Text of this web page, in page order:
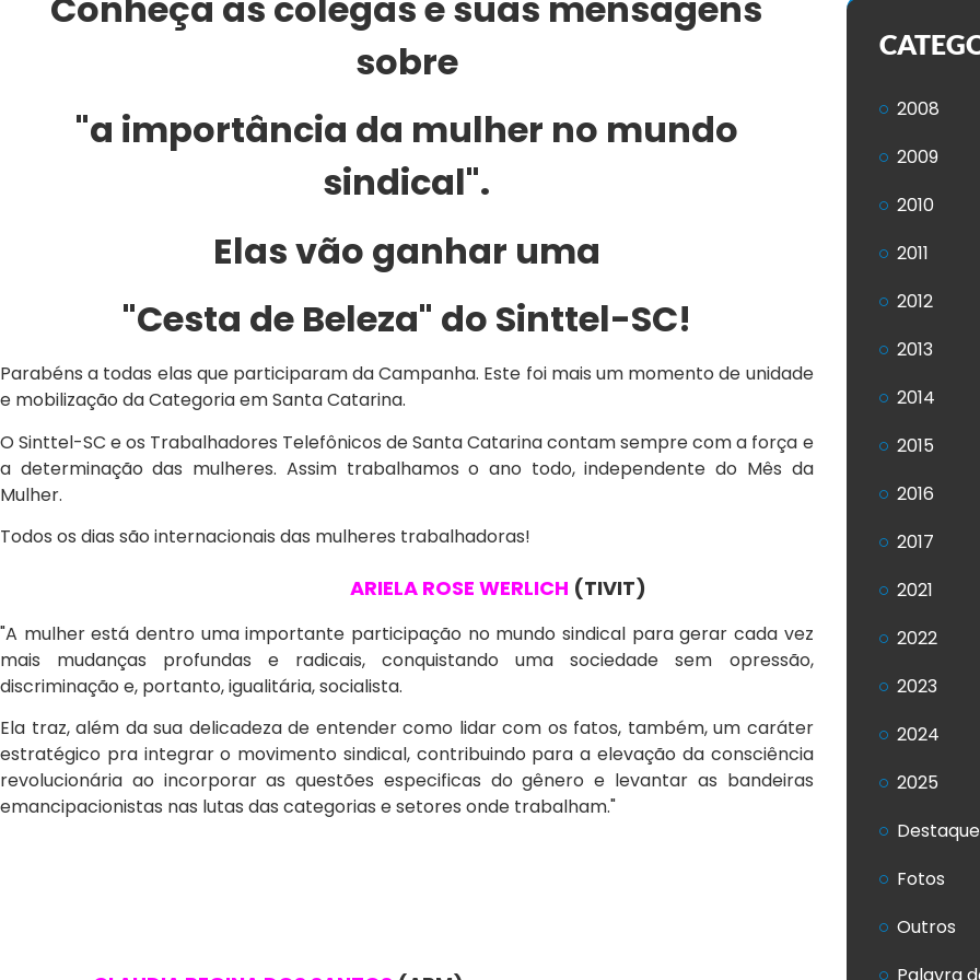
sobre
"a importância da mulher no mundo
sindical".
Elas vão ganhar uma
"Cesta de Beleza" do Sinttel-SC!
Parabéns a todas elas que participaram da Campanha. Este foi mais um momento de unidade
e mobilização da Categoria em Santa Catarina.
O Sinttel-SC e os Trabalhadores Telefônicos de Santa Catarina contam sempre com a força e
a determinação das mulheres. Assim trabalhamos o ano todo, independente do Mês da
Mulher.
Todos os dias são internacionais das mulheres trabalhadoras!
ARIELA ROSE WERLICH (TIVIT)
"A mulher está dentro uma importante participação no mundo sindical para gerar cada vez
mais mudanças profundas e radicais, conquistando uma sociedade sem opressão,
discriminação e, portanto, igualitária, socialista.
Ela traz, além da sua delicadeza de entender como lidar com os fatos, também, um caráter
estratégico pra integrar o movimento sindical, contribuindo para a elevação da consciência
revolucionária ao incorporar as questões especificas do gênero e levantar as bandeiras
emancipacionistas nas lutas das categorias e setores onde trabalham."
2008
2009
2010
2011
2012
2013
2014
2015
2016
2017
2021
2022
2023
2024
2025
Fotos
Outros